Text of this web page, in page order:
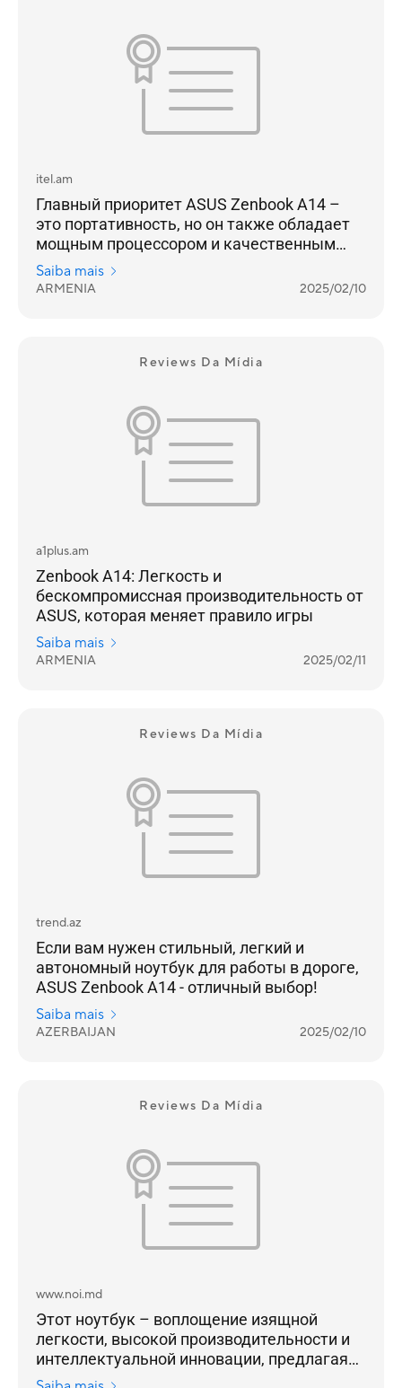
itel.am
Главный приоритет ASUS Zenbook A14 –
это портативность, но он также обладает
мощным процессором и качественным
экраном, при этом работая без подзарядки
более суток
Saiba mais
ARMENIA 2025/02/10
Reviews Da Mídia
a1plus.am
Zenbook A14: Легкость и
бескомпромиссная производительность от
ASUS, которая меняет правило игры
Saiba mais
ARMENIA 2025/02/11
Reviews Da Mídia
trend.az
Если вам нужен стильный, легкий и
автономный ноутбук для работы в дороге,
ASUS Zenbook A14 - отличный выбор!
Saiba mais
AZERBAIJAN 2025/02/10
Reviews Da Mídia
www.noi.md
Этот ноутбук – воплощение изящной
легкости, высокой производительности и
интеллектуальной инновации, предлагая
пользователям ультратонкий дизайн,